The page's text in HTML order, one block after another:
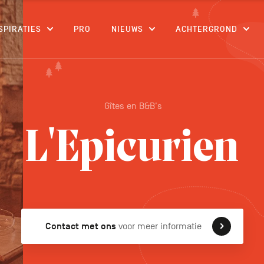
PRO NIEUWS ACHTERGROND
Gîtes en B&B's
L'Epicurien
Contact met ons voor meer informatie